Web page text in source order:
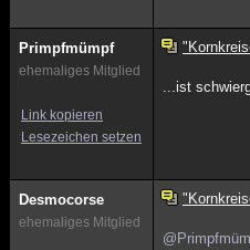
Primpfmümpf
ehemaliges Mitglied
Link kopieren
Lesezeichen setzen
...ist
Desmocorse
ehemaliges Mitglied